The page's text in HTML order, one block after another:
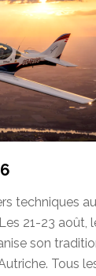
techniques
21-23 août,
son
Tous